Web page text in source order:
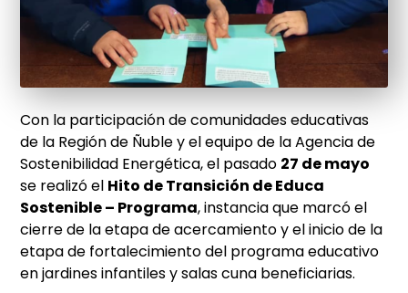
Con la participación de comunidades educativas
de la Región de Ñuble y el equipo de la Agencia de
Sostenibilidad Energética, el pasado 27 de mayo
se realizó el Hito de Transición de Educa
Sostenible – Programa, instancia que marcó el
cierre de la etapa de acercamiento y el inicio de la
etapa de fortalecimiento del programa educativo
en jardines infantiles y salas cuna beneficiarias.